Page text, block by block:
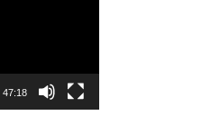
47:18